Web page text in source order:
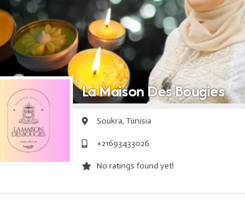
La Maison Des Bougies
Soukra, Tunisia
+21693433026
No ratings found yet!